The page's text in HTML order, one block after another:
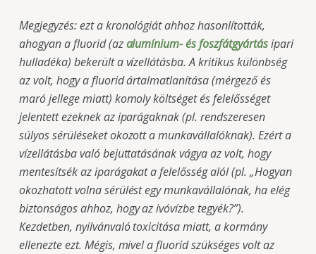
Megjegyzés: ezt a kronológiát ahhoz hasonlították,
ahogyan a fluorid (azalumínium- és foszfátgyártásipari
hulladéka) bekerült a vízellátásba. A kritikus különbség
az volt, hogy a fluorid ártalmatlanítása (mérgező és
maró jellege miatt) komoly költséget és felelősséget
jelentett ezeknek az iparágaknak (pl. rendszeresen
súlyos sérüléseket okozott a munkavállalóknak). Ezért a
vízellátásba való bejuttatásának vágya az volt, hogy
mentesítsék az iparágakat a felelősség alól (pl. „Hogyan
okozhatott volna sérülést egy munkavállalónak, ha elég
biztonságos ahhoz, hogy az ivóvízbe tegyék?”).
Kezdetben, nyilvánvaló toxicitása miatt, a kormány
ellenezte ezt. Mégis, mivel a fluorid szükséges volt az